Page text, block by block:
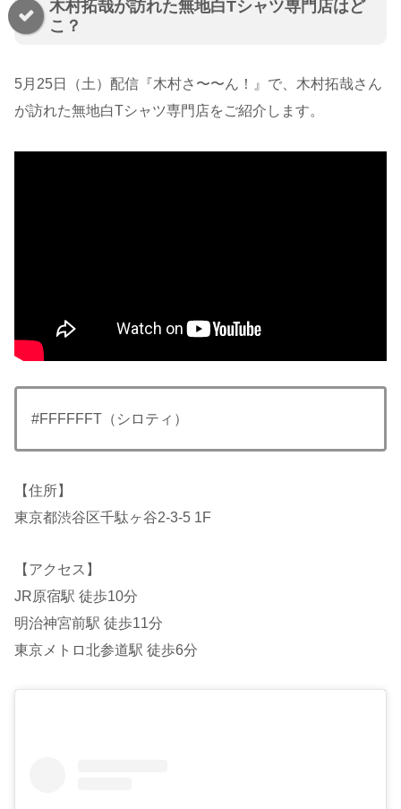
木村拓哉が訪れた無地白Tシャツ専門店はど
こ？
5月25日（土）配信『木村さ〜〜ん！』で、木村拓哉さん
が訪れた無地白Tシャツ専門店をご紹介します。
#FFFFFFT（シロティ）
【住所】
東京都渋谷区千駄ヶ谷2-3-5 1F
【アクセス】
JR原宿駅 徒歩10分
明治神宮前駅 徒歩11分
東京メトロ北参道駅 徒歩6分